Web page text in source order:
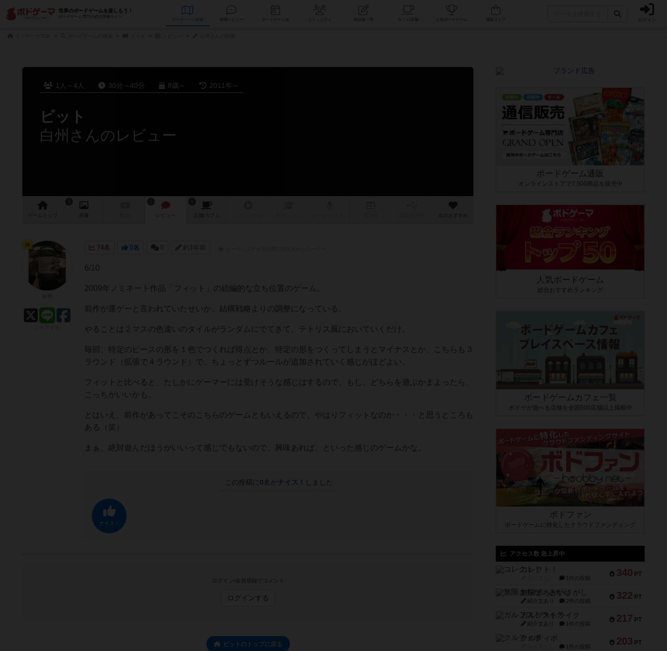
世界のボードゲームを楽しもう！
ボードゲーム専門の総合情報サイト
データベース コミュニティ 人気ボードゲーム ログイン
1人～4人 30分～40分 8歳～ 2011年～
ビット
白州さんのレビュー
ゲーム 画像 レビュー 店舗/ カフェ 次のおすすめ
74名 0名 0 約1年前
6/10
2009年ノミネート作品「フィット」の続編的な立ち位置のゲーム。
前作が運ゲーと言われていたせいか、結構戦略よりの調整になっている。
やることは２マスの色違いのタイルがランダムにでてきて、テトリス風においていくだけ。
毎回、特定のピースの形を１色でつくれば得点とか、特定の形をつくってしまうとマイナスとか、こちらも３
ラウンド（拡張で４ラウンド）で、ちょっとずつルールが追加されていく感じがほどよい。
フィットと比べると、たしかにゲーマーには受けそうな感じはするので、もし、どちらを遊ぶかまよったら、
こっちがいいかも。
とはいえ、前作があってこそのこちらのゲームともいえるので、やはりフィットなのか・・・と思うところも
ある（笑）
まぁ、絶対遊んだほうがいいって感じでもないので、興味あれば、といった感じのゲームかな。
この投稿に 0名がナイス！ しました
ナイス！
ログイン/会員登録でコメント
ログインする
ビットのトップに戻る
ボードゲーム通販
オンラインストアで7,500商品を販売中
人気ボードゲーム
総合おすすめランキング
ボードゲームカフェ一覧
ボドゲが遊べる店舗を全国500店舗以上掲載中
ボドファン
ボードゲームに特化したクラウドファンディング
アクセス数 急上昇中
340 PT
コレクト！
1件の投稿
322 PT
無限まちがいさがし
紹介文あり 2件の投稿
217 PT
ガルフストライク
紹介文あり 1件の投稿
203 PT
クルティボ
1件の投稿